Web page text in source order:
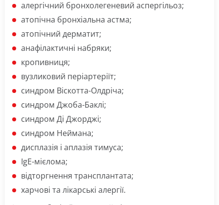
алергічний бронхолегеневий аспергільоз;
атопічна бронхіальна астма;
атопічний дерматит;
анафілактичні набряки;
кропивниця;
вузликовий періартеріїт;
синдром Віскотта-Олдріча;
синдром Джоба-Баклі;
синдром Ді Джорджі;
синдром Неймана;
дисплазія і аплазія тимуса;
IgE-мієлома;
відторгнення трансплантата;
харчові та лікарські алергії.